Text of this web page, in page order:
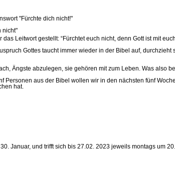
"Fürchte dich nicht!"
Leitwort gestellt: “Fürchtet euch nicht, denn Gott ist mit
Gottes taucht immer wieder in der Bibel auf,
Ängste abzulegen, sie gehören mit zum Leben. Was
Personen aus der Bibel wollen wir in den nächsten fünf
hat.
Januar, und trifft sich bis 27.02. 2023 jeweils montags um